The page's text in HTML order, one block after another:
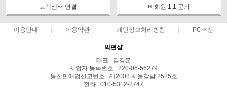
고객센터 연결 비회원 1:1 문의
이용안내 이용약관 개인정보처리방침 PC버전
빅펀샵
대표 : 김경훈
사업자 등록번호 : 220-06-56279
통신판매업신고번호 : 제2008 서울강남 2525호
전화 : 010-5312-2747